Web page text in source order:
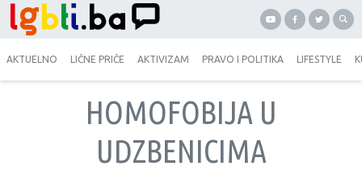
AKTUELNO LIČNE PRIČE AKTIVIZAM PRAVO I POLITIKA LIFESTYLE
HOMOFOBIJA U
UDZBENICIMA